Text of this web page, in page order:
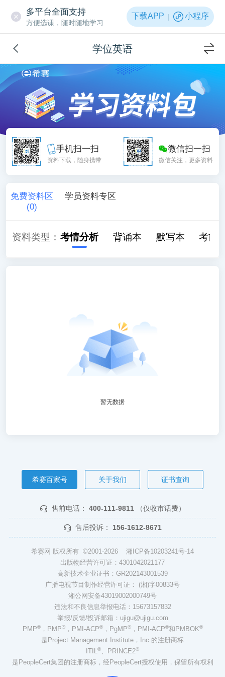
多平台全面支持
方便选课，随时随地学习
下载APP 小程序
学位英语
手机扫一扫
资料下载，随身携带
微信扫一扫
微信关注，更多资料
免费资料区
(0)
学员资料专区
资料类型：
全部 考情分析 背诵本 默写本 考前
暂无数据
希赛百家号 关于我们 证书查询
售前电话： 400-111-9811 （仅收市话费）
售后投诉： 156-1612-8671
希赛网 版权所有 ©2001-2026 湘ICP备10203241号-14
出版物经营许可证：4301042021177
高新技术企业证书：GR202143001539
广播电视节目制作经营许可证： (湘)字00833号
湘公网安备43019002000749号
违法和不良信息举报电话：15673157832
举报/反馈/投诉邮箱：ujigu@ujigu.com
PMP®，PMP®，PMI-ACP®，PgMP®，PMI-ACP®和PMBOK®
是Project Management Institute，Inc.的注册商标
ITIL®、PRINCE2®
是PeopleCert集团的注册商标，经PeopleCert授权使用，保留所有权利